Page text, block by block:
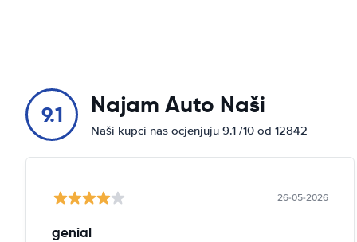
9.1 Najam Auto Naši
Naši kupci nas ocjenjuju 9.1 /10 od 12842
26-05-2026
genial